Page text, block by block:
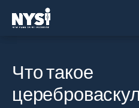
Что такое